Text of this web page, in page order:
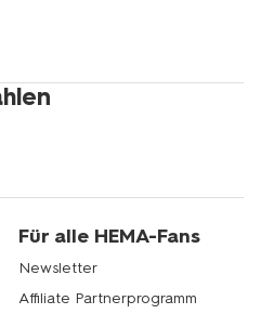
Für alle HEMA-Fans
Newsletter
Affiliate Partnerprogramm